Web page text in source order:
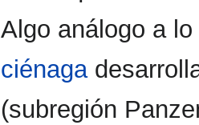
Algo análogo a
ciénaga
(subregión